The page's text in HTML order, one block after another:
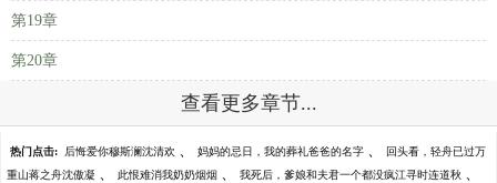
第19章
第20章
查看更多章节...
热门点击: 后悔爱你穆斯澜沈清欢 、 妈妈的忌日，我的葬礼爸爸的名字 、 回头看，轻舟已过万
重山蒋之舟沈傲凝 、 此恨难消我奶奶烟烟 、 我死后，爹娘和夫君一个都没疯江寻时连道秋 、